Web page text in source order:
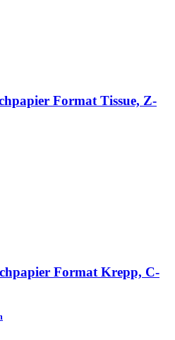
Format Tissue, Z-
Format Krepp, C-